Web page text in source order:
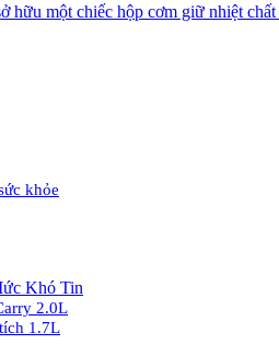
hữu một chiếc hộp cơm giữ nhiệt
khỏe
Khó Tin
2.0L
1.7L